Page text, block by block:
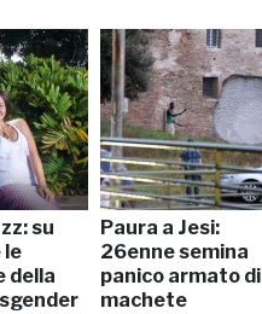
su
le
della
Paura a Jesi:
26enne semina
panico armato di
machete